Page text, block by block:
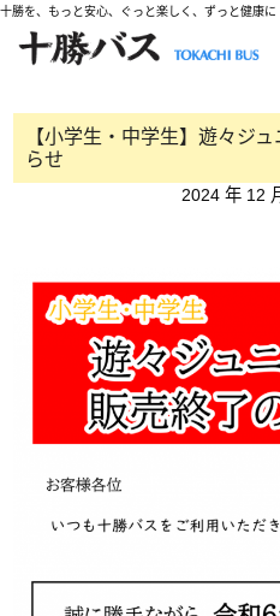
十勝を、もっと安心、ぐっと楽しく、ずっと健康に
【小学生・中学生】遊々ジ
らせ
2024 年 12